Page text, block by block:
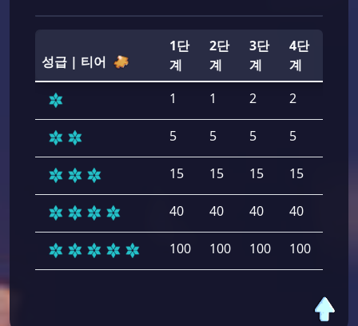
성급 | 티어
1단
계
2단
계
3단
계
4단
계
1
1 2 2
5 5 5 5
15 15 15 15
40 40 40 40
100 100 100 100